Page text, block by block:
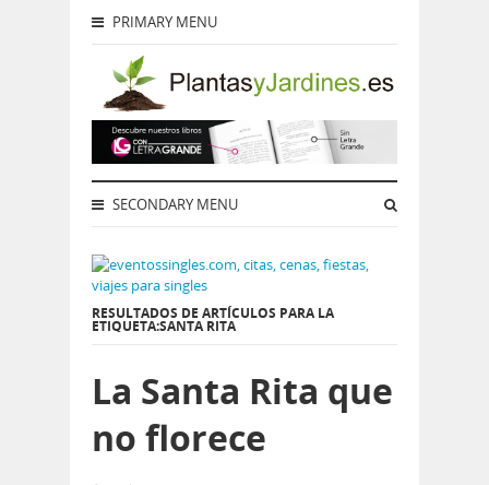
PRIMARY MENU
SECONDARY MENU
RESULTADOS DE ARTÍCULOS PARA LA
ETIQUETA:SANTA RITA
La Santa Rita que
no florece